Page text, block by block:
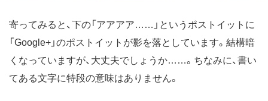
寄ってみると、下の「アアアア……」というポストイットに
「Google+」のポストイットが影を落としています。結構暗
くなっていますが、大丈夫でしょうか……。ちなみに、書い
てある文字に特段の意味はありません。